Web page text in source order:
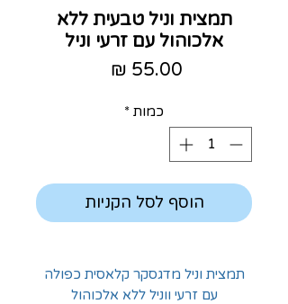
תמצית וניל טבעית ללא
אלכוהול עם זרעי וניל
כמות *
הוסף לסל הקניות
תמצית וניל מדגסקר קלאסית כפולה
עם זרעי ווניל ללא אלכוהול